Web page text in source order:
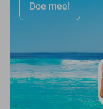
Doe mee!